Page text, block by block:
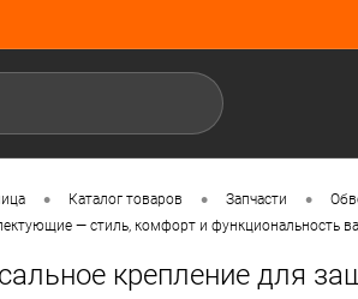
• Каталог товаров • Запчасти •
— стиль, комфорт и функциональность
крепление для